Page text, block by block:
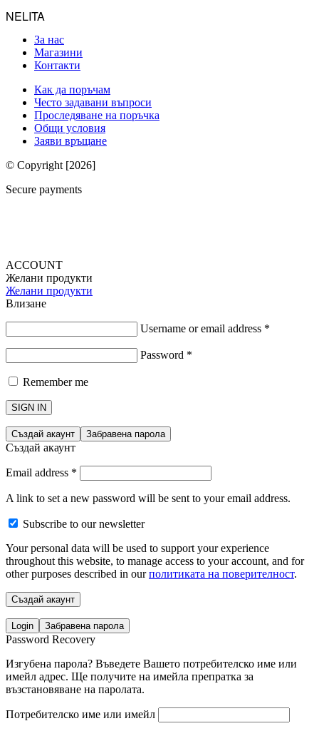
NELITA
За нас
Магазини
Контакти
Как да поръчам
Често задавани въпроси
Проследяване на поръчка
Общи условия
Заяви връщане
© Copyright [2026]
Secure payments
ACCOUNT
Желани продукти
Желани продукти
Влизане
Username or email address *
Password *
Remember me
SIGN IN
Създай акаунт Забравена парола
Създай акаунт
Email address *
A link to set a new password will be sent to your email address.
Subscribe to our newsletter
Your personal data will be used to support your experience
throughout this website, to manage access to your account, and for
other purposes described in ourполитиката на поверителност.
Създай акаунт
Login Забравена парола
Password Recovery
Изгубена парола? Въведете Вашето потребителско име или
имейл адрес. Ще получите на имейла препратка за
възстановяване на паролата.
Потребителско име или имейл